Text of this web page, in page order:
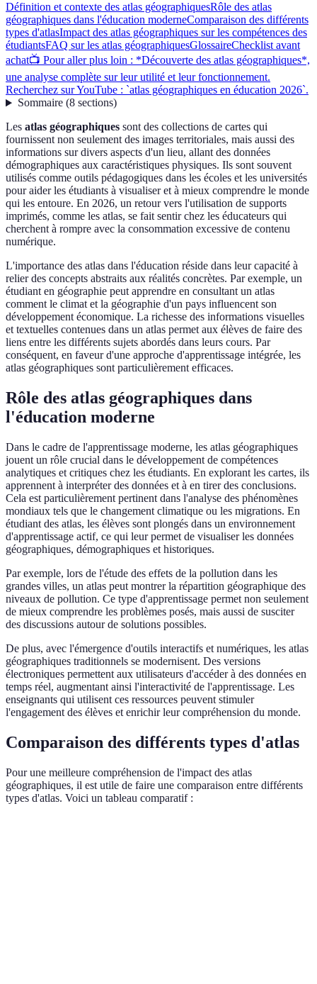
Définition et contexte des atlas géographiquesRôle des atlas
géographiques dans l'éducation moderneComparaison des différents
types d'atlasImpact des atlas géographiques sur les compétences des
étudiantsFAQ sur les atlas géographiquesGlossaireChecklist avant
achat📺 Pour aller plus loin : *Découverte des atlas géographiques*,
une analyse complète sur leur utilité et leur fonctionnement.
Recherchez sur YouTube : `atlas géographiques en éducation 2026`.
Sommaire(8 sections)
Les atlas géographiques sont des collections de cartes qui
fournissent non seulement des images territoriales, mais aussi des
informations sur divers aspects d'un lieu, allant des données
démographiques aux caractéristiques physiques. Ils sont souvent
utilisés comme outils pédagogiques dans les écoles et les universités
pour aider les étudiants à visualiser et à mieux comprendre le monde
qui les entoure. En 2026, un retour vers l'utilisation de supports
imprimés, comme les atlas, se fait sentir chez les éducateurs qui
cherchent à rompre avec la consommation excessive de contenu
numérique.
L'importance des atlas dans l'éducation réside dans leur capacité à
relier des concepts abstraits aux réalités concrètes. Par exemple, un
étudiant en géographie peut apprendre en consultant un atlas
comment le climat et la géographie d'un pays influencent son
développement économique. La richesse des informations visuelles
et textuelles contenues dans un atlas permet aux élèves de faire des
liens entre les différents sujets abordés dans leurs cours. Par
conséquent, en faveur d'une approche d'apprentissage intégrée, les
atlas géographiques sont particulièrement efficaces.
Rôle des atlas géographiques dans
l'éducation moderne
Dans le cadre de l'apprentissage moderne, les atlas géographiques
jouent un rôle crucial dans le développement de compétences
analytiques et critiques chez les étudiants. En explorant les cartes, ils
apprennent à interpréter des données et à en tirer des conclusions.
Cela est particulièrement pertinent dans l'analyse des phénomènes
mondiaux tels que le changement climatique ou les migrations. En
étudiant des atlas, les élèves sont plongés dans un environnement
d'apprentissage actif, ce qui leur permet de visualiser les données
géographiques, démographiques et historiques.
Par exemple, lors de l'étude des effets de la pollution dans les
grandes villes, un atlas peut montrer la répartition géographique des
niveaux de pollution. Ce type d'apprentissage permet non seulement
de mieux comprendre les problèmes posés, mais aussi de susciter
des discussions autour de solutions possibles.
De plus, avec l'émergence d'outils interactifs et numériques, les atlas
géographiques traditionnels se modernisent. Des versions
électroniques permettent aux utilisateurs d'accéder à des données en
temps réel, augmentant ainsi l'interactivité de l'apprentissage. Les
enseignants qui utilisent ces ressources peuvent stimuler
l'engagement des élèves et enrichir leur compréhension du monde.
Comparaison des différents types d'atlas
Pour une meilleure compréhension de l'impact des atlas
géographiques, il est utile de faire une comparaison entre différents
types d'atlas. Voici un tableau comparatif :